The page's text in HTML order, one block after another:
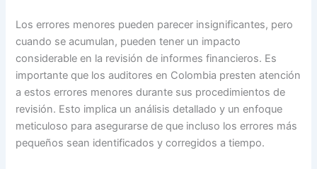
Los errores menores pueden parecer insignificantes, pero
cuando se acumulan, pueden tener un impacto
considerable en la revisión de informes financieros. Es
importante que los auditores en Colombia presten atención
a estos errores menores durante sus procedimientos de
revisión. Esto implica un análisis detallado y un enfoque
meticuloso para asegurarse de que incluso los errores más
pequeños sean identificados y corregidos a tiempo.